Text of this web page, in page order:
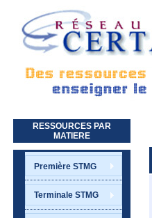
Aller au contenu principal
RESSOURCES PAR
MATIERE
Première STMG
Terminale STMG